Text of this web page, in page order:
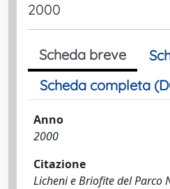
2000
Scheda breve
Scheda completa
Anno
2000
Citazione
Licheni e Briofite del Parco